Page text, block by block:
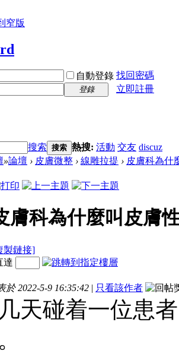
窄版
自動登錄 找回密碼
登錄
立即註冊
搜索 搜索 熱搜: 活動 交友 discuz
»論壇 › 皮膚微整 › 線雕拉提 › 皮膚科為什
膚科為什麼叫皮膚
製鏈接]
達
於 2022-5-9 16:35:42 | 只看該作者
天碰着一位患